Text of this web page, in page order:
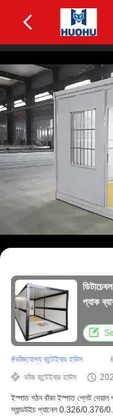
প্যাক
#ভাঁজযোগ্য কন্টেইনার হাউস
ভাঁজ কন্টেইনার হাউস
ইস্পাত গঠন বাঁকা ইস্পাত প্লেট
স্যান্ডউইচ প্যানেল 0.326/0.376/